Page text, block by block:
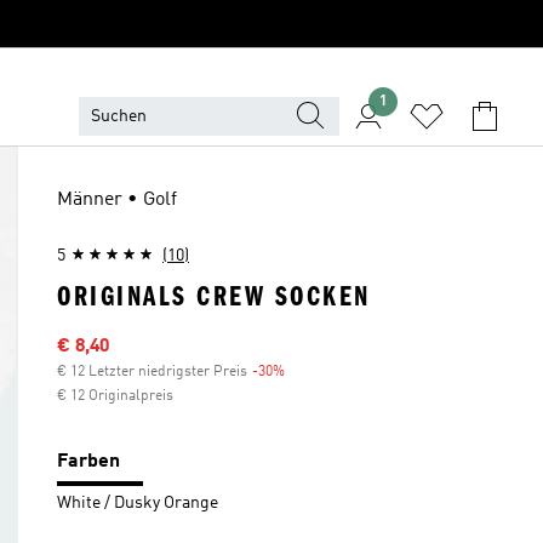
1
Männer • Golf
5 (10)
ORIGINALS CREW SOCKEN
Sale-Preis
€ 8,40
€ 12 Letzter niedrigster Preis -30%
€ 12 Originalpreis
Farben
White / Dusky Orange